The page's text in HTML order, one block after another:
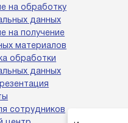
на обработку
данных
на получение
материалов
обработки
данных
сотрудников